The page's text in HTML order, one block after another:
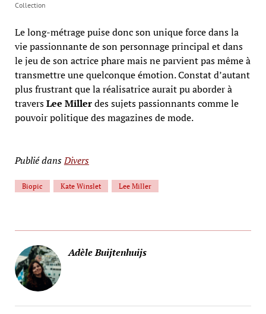
Collection
Le long-métrage puise donc son unique force dans la
vie passionnante de son personnage principal et dans
le jeu de son actrice phare mais ne parvient pas même à
transmettre une quelconque émotion. Constat d’autant
plus frustrant que la réalisatrice aurait pu aborder à
traversLee Millerdes sujets passionnants comme le
pouvoir politique des magazines de mode.
Publié dansDivers
Biopic Kate Winslet Lee Miller
Adèle Buijtenhuijs